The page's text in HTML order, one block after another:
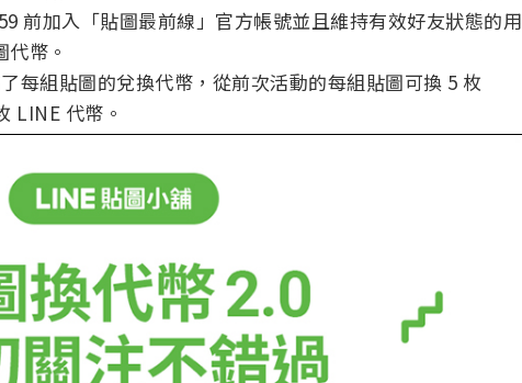
前加入「貼圖最前線」官方帳號並且維持有效好友狀態的用
幣。
每組貼圖的兌換代幣，從前次活動的每組貼圖可換 5 枚
LINE 代幣。